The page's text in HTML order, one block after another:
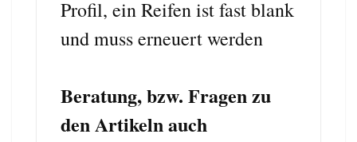
Profil, ein Reifen ist fast blank
und muss erneuert werden
Beratung, bzw. Fragen zu
den Artikeln auch